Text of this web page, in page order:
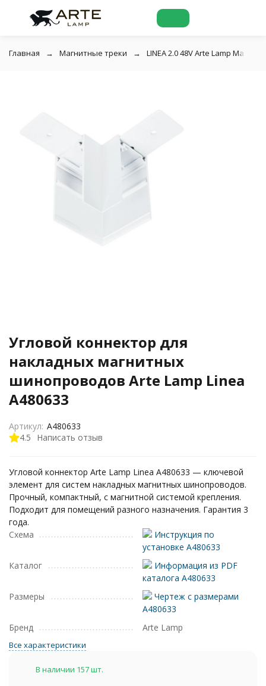
Главная Магнитные треки LINEA 2.0 48V Arte Lamp
Угловой коннектор для
накладных магнитных
шинопроводов Arte Lamp Linea
A480633
4.5 Написать отзыв
Артикул: A480633
Угловой коннектор Arte Lamp Linea A480633 — ключевой
элемент для систем накладных магнитных шинопроводов.
Прочный, компактный, с магнитной системой крепления.
Подходит для помещений разного назначения. Гарантия 3
года.
Схема
Инструкция по
установке A480633
Каталог
Информация из PDF
каталога A480633
Размеры
Чертеж с размерами
A480633
Бренд
Arte Lamp
Все характеристики
В наличии 157 шт.